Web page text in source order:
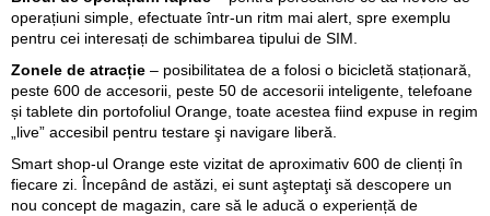
operațiuni simple, efectuate într-un ritm mai alert, spre exemplu
pentru cei interesați de schimbarea tipului de SIM.
Zonele de atracție – posibilitatea de a folosi o bicicletă staționară,
peste 600 de accesorii, peste 50 de accesorii inteligente, telefoane
și tablete din portofoliul Orange, toate acestea fiind expuse in regim
„live” accesibil pentru testare şi navigare liberă.
Smart shop-ul Orange este vizitat de aproximativ 600 de clienți în
fiecare zi. Începând de astăzi, ei sunt aşteptaţi să descopere un
nou concept de magazin, care să le aducă o experiență de